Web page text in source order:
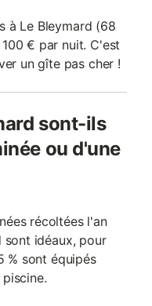
à Le Bleymard (68
€ par nuit. C'est
un gîte pas cher !
sont-ils
ou d'une
récoltées l'an
sont idéaux, pour
% sont équipés